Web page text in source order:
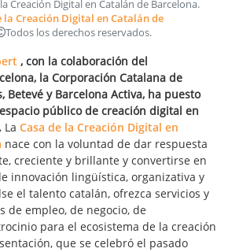
Creación Digital en Catalán de Barcelona.
la Creación Digital en Catalán de
Todos los derechos reservados.
, con la colaboración del
la Corporación Catalana de
Betevé y Barcelona Activa, ha puesto
público de creación digital en
La Casa de la Creación Digital en
nace con la voluntad de dar respuesta
creciente y brillante y convertirse en
innovación lingüística, organizativa y
el talento catalán, ofrezca servicios y
de empleo, de negocio, de
para el ecosistema de la creación
que se celebró el pasado